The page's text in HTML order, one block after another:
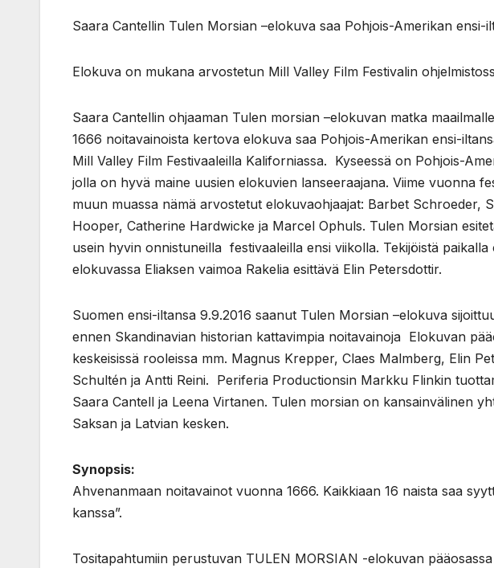
Saara Cantellin Tulen Morsian –elokuva saa Pohjois-Amerikan ensi-
Elokuva on mukana arvostetun Mill Valley Film Festivalin
Saara Cantellin ohjaaman Tulen morsian –elokuvan matka
1666 noitavainoista kertova elokuva saa Pohjois-Amerikan ensi-
Mill Valley Film Festivaaleilla Kaliforniassa. Kyseessä on Pohjois-
jolla on hyvä maine uusien elokuvien lanseeraajana. Viime vuonna
muun muassa nämä arvostetut elokuvaohjaajat: Barbet Schroeder,
Hooper, Catherine Hardwicke ja Marcel Ophuls. Tulen Morsian
usein hyvin onnistuneilla festivaaleilla ensi viikolla. Tekijöistä
elokuvassa Eliaksen vaimoa Rakelia esittävä Elin Petersdottir.
Suomen ensi-iltansa 9.9.2016 saanut Tulen Morsian –elokuva
ennen Skandinavian historian kattavimpia noitavainoja Elokuvan
keskeisissä rooleissa mm. Magnus Krepper, Claes Malmberg, Elin
Schultén ja Antti Reini. Periferia Productionsin Markku Flinkin
Saara Cantell ja Leena Virtanen. Tulen morsian on kansainvälinen
Saksan ja Latvian kesken.
Synopsis:
Ahvenanmaan noitavainot vuonna 1666. Kaikkiaan 16 naista saa
kanssa”.
Tositapahtumiin perustuvan TULEN MORSIAN -elokuvan